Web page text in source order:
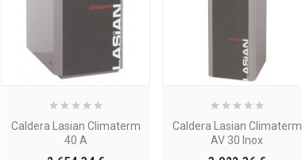
Disco Corte Diamante
Precio
Caldera Lasian Climaterm
40 A
Caldera Lasian Climaterm
AV 30 Inox